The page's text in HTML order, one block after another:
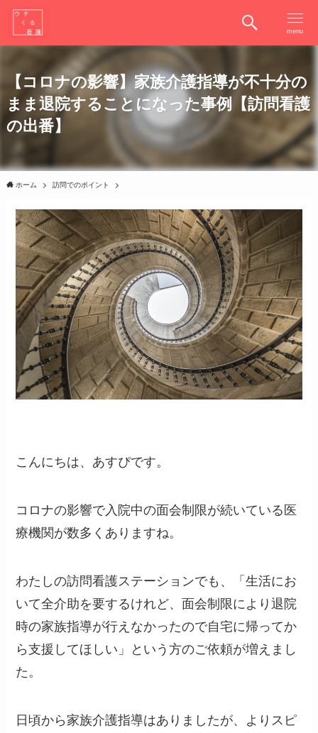
menu
【コロナの影響】家族介護指導が不十分の
まま退院することになった事例【訪問看護
の出番】
ホーム 訪問でのポイント
こんにちは、あすぴです。
コロナの影響で入院中の面会制限が続いている医
療機関が数多くありますね。
わたしの訪問看護ステーションでも、「生活にお
いて全介助を要するけれど、面会制限により退院
時の家族指導が行えなかったので自宅に帰ってか
ら支援してほしい」という方のご依頼が増えまし
た。
日頃から家族介護指導はありましたが、よりスピ